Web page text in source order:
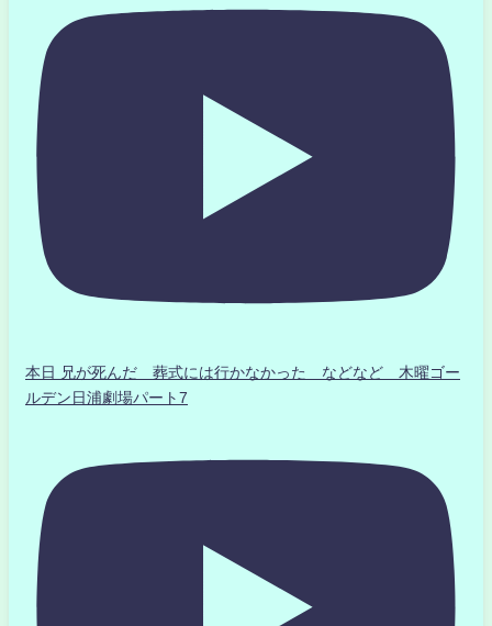
本日 兄が死んだ 葬式には行かなかった などなど 木曜ゴー
ルデン日浦劇場パート7